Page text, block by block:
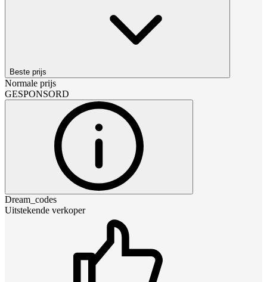
Beste prijs
Normale prijs
GESPONSORD
Dream_codes
Uitstekende verkoper